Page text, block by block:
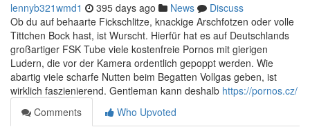
lennyb321wmd1 395 days ago News
Discuss
Ob du auf behaarte Fickschlitze, knackige Arschfotzen oder volle
Tittchen Bock hast, ist Wurscht. Hierfür hat es auf Deutschlands
großartiger FSK Tube viele kostenfreie Pornos mit gierigen
Ludern, die vor der Kamera ordentlich gepoppt werden. Wie
abartig viele scharfe Nutten beim Begatten Vollgas geben, ist
wirklich faszienierend. Gentleman kann deshalb https://pornos.cz/
Comments
Who Upvoted